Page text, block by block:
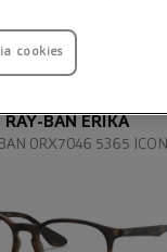
BAN 0RX7046 5365 ICON
RAY-BAN ERIKA
cookies